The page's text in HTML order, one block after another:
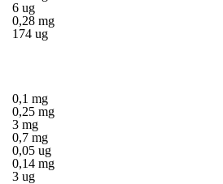
6 ug
0,28 mg
174 ug
0,1 mg
0,25 mg
3 mg
0,7 mg
0,05 ug
0,14 mg
3 ug